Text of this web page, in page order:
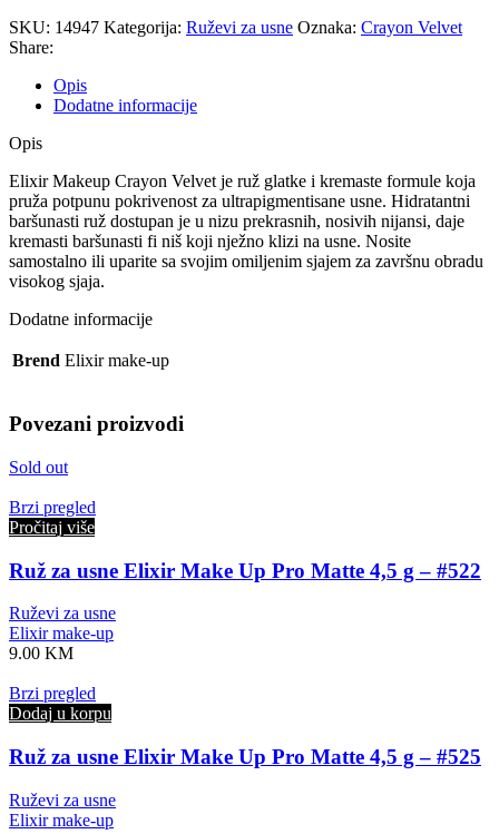
SKU: 14947 Kategorija: Ruževi za usne Oznaka: Crayon Velvet
Share:
Opis
Dodatne informacije
Opis
Elixir Makeup Crayon Velvet je ruž glatke i kremaste formule koja
pruža potpunu pokrivenost za ultrapigmentisane usne. Hidratantni
baršunasti ruž dostupan je u nizu prekrasnih, nosivih nijansi, daje
kremasti baršunasti fi niš koji nježno klizi na usne. Nosite
samostalno ili uparite sa svojim omiljenim sjajem za završnu obradu
visokog sjaja.
Dodatne informacije
Brend Elixir make-up
Povezani proizvodi
Sold out
Brzi pregled
Pročitaj više
Ruž za usne Elixir Make Up Pro Matte 4,5 g – #522
Ruževi za usne
Elixir make-up
9.00 KM
Brzi pregled
Dodaj u korpu
Ruž za usne Elixir Make Up Pro Matte 4,5 g – #525
Ruževi za usne
Elixir make-up